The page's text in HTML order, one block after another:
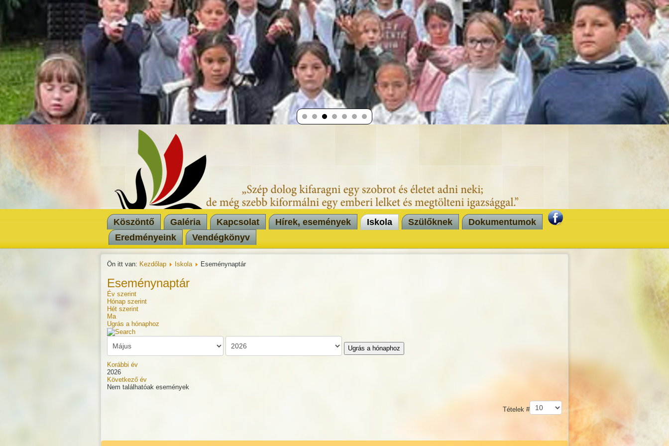
Köszöntő Galéria Kapcsolat Hírek, események Iskola Szülőknek
Dokumentumok
Eredményeink
Vendégkönyv
Ön itt van: Kezdőlap Iskola Eseménynaptár
Eseménynaptár
Év szerint
Hónap szerint
Hét szerint
Ma
Ugrás a hónaphoz
Ugrás a hónaphoz
Korábbi év
2026
Következő év
Nem találhatóak események
Tételek #